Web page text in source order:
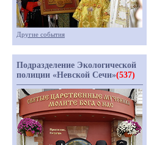
Другие события
Подразделение Экологической
полиции «Невской Сечи»(537)